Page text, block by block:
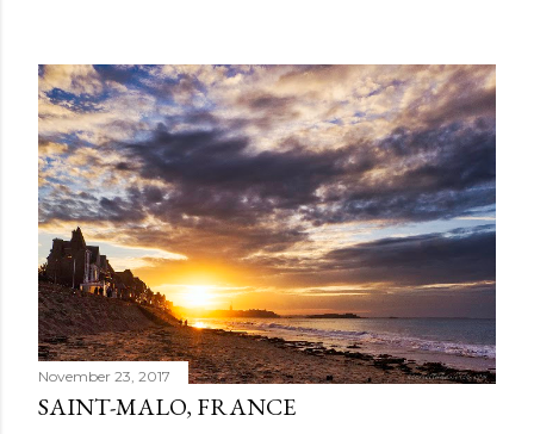
November 23, 2017
SAINT-MALO, FRANCE